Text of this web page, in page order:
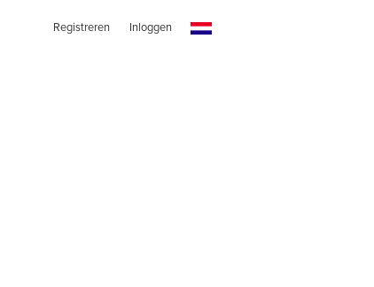
Registreren Inloggen